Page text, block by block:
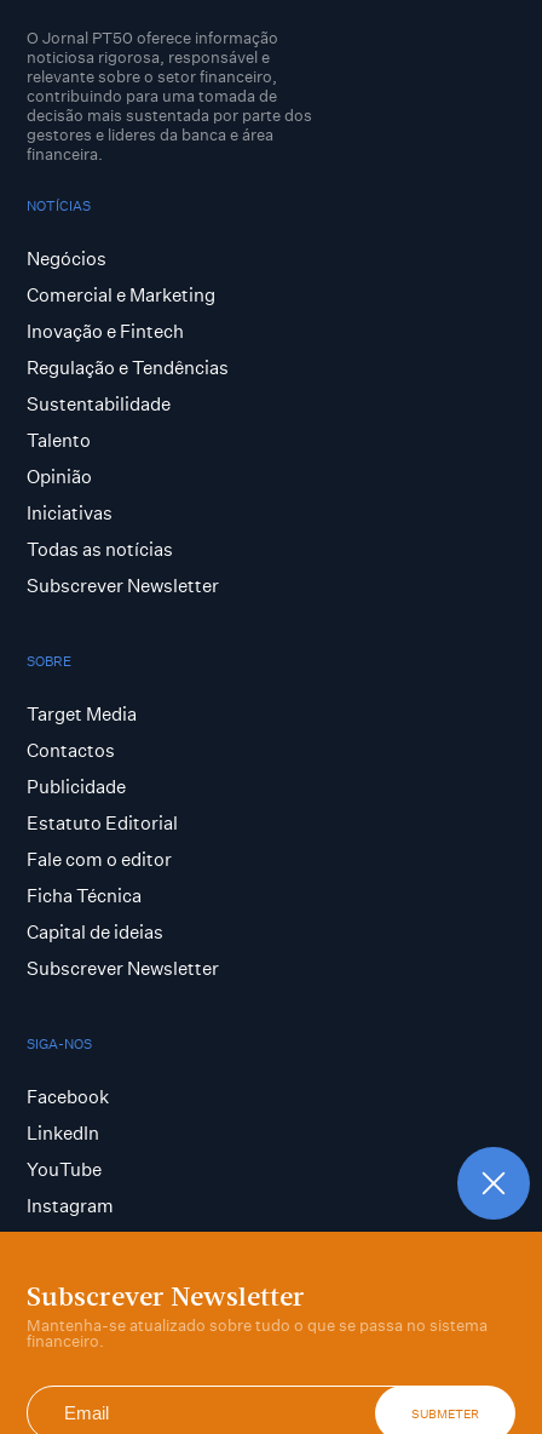
Subscrever Newsletter
Mantenha-se atualizado sobre tudo o que se passa no sistema
financeiro.
SUBMETER
O Jornal PT50 oferece informação
noticiosa rigorosa, responsável e
relevante sobre o setor financeiro,
contribuindo para uma tomada de
decisão mais sustentada por parte dos
gestores e lideres da banca e área
financeira.
NOTÍCIAS
Negócios
Comercial e Marketing
Inovação e Fintech
Regulação e Tendências
Sustentabilidade
Talento
Opinião
Iniciativas
Todas as notícias
Subscrever Newsletter
SOBRE
Target Media
Contactos
Publicidade
Estatuto Editorial
Fale com o editor
Ficha Técnica
Capital de ideias
Subscrever Newsletter
SIGA-NOS
Facebook
LinkedIn
YouTube
Instagram
Termos e condições
Política de privacidade